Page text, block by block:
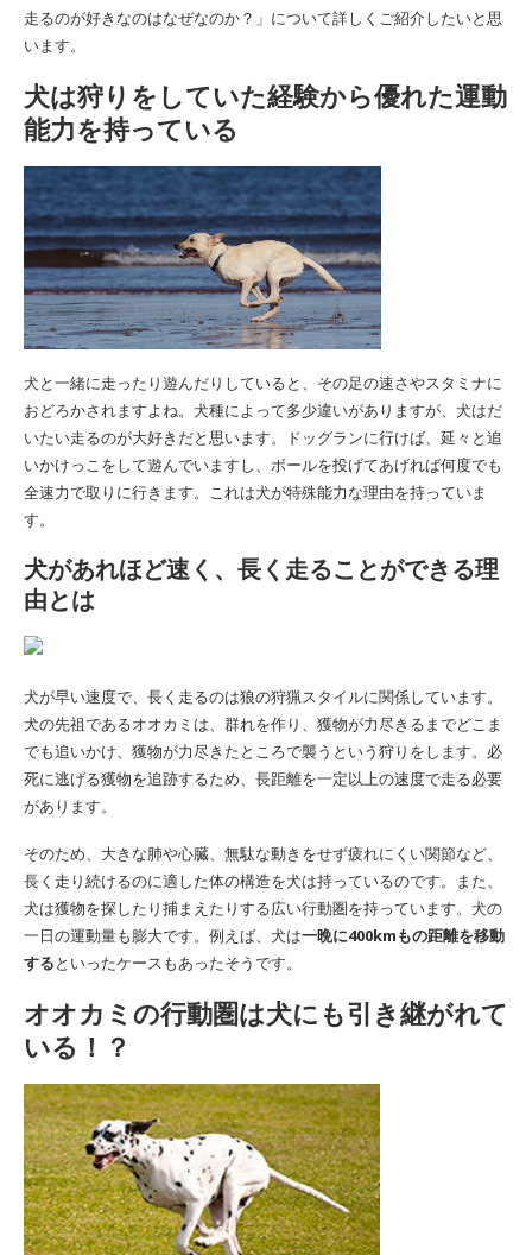
走るのが好きなのはなぜなのか？」について詳しくご紹介したいと思
います。
犬は狩りをしていた経験から優れた運動
能力を持っている
犬と一緒に走ったり遊んだりしていると、その足の速さやスタミナに
おどろかされますよね。犬種によって多少違いがありますが、犬はだ
いたい走るのが大好きだと思います。ドッグランに行けば、延々と追
いかけっこをして遊んでいますし、ボールを投げてあげれば何度でも
全速力で取りに行きます。これは犬が特殊能力な理由を持っていま
す。
犬があれほど速く、長く走ることができる理
由とは
犬が早い速度で、長く走るのは狼の狩猟スタイルに関係しています。
犬の先祖であるオオカミは、群れを作り、獲物が力尽きるまでどこま
でも追いかけ、獲物が力尽きたところで襲うという狩りをします。必
死に逃げる獲物を追跡するため、長距離を一定以上の速度で走る必要
があります。
そのため、大きな肺や心臓、無駄な動きをせず疲れにくい関節など、
長く走り続けるのに適した体の構造を犬は持っているのです。また、
犬は獲物を探したり捕まえたりする広い行動圏を持っています。犬の
一日の運動量も膨大です。例えば、犬は一晩に400kmもの距離を移動
するといったケースもあったそうです。
オオカミの行動圏は犬にも引き継がれて
いる！？